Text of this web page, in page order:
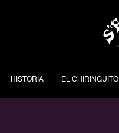
HISTORIA EL CHIRINGUITO